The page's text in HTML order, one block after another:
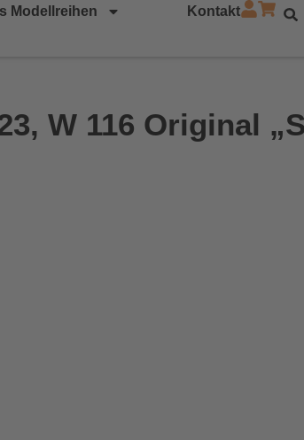
Modellreihen Kontakt
W 116 Original